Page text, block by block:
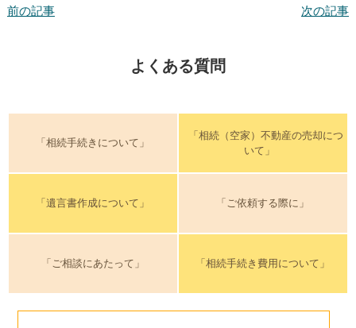
前の記事 次の記事
よくある質問
「相続手続きについて」
「相続（空家）不動産の売却につ
いて」
「遺言書作成について」 「ご依頼する際に」
「ご相談にあたって」 「相続手続き費用について」